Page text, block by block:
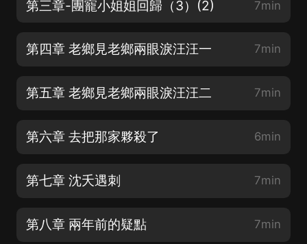
第三章-團寵小姐姐回歸（3）(2) 7min
第四章 老鄉見老鄉兩眼淚汪汪一 7min
第五章 老鄉見老鄉兩眼淚汪汪二 7min
第六章 去把那家夥殺了 6min
第七章 沈夭遇刺 7min
第八章 兩年前的疑點 7min